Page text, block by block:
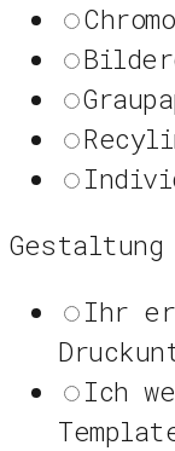
Gestaltung
Ihr
Ich